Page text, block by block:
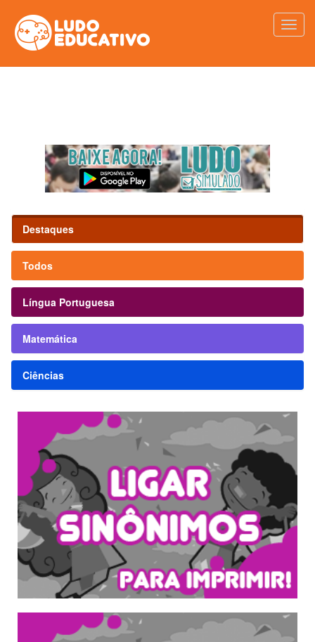
Destaques
Todos
Língua Portuguesa
Matemática
Ciências